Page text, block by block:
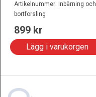
Artikelnummer: Inbärning och
bortforsling
899 kr
Lägg i varukorgen